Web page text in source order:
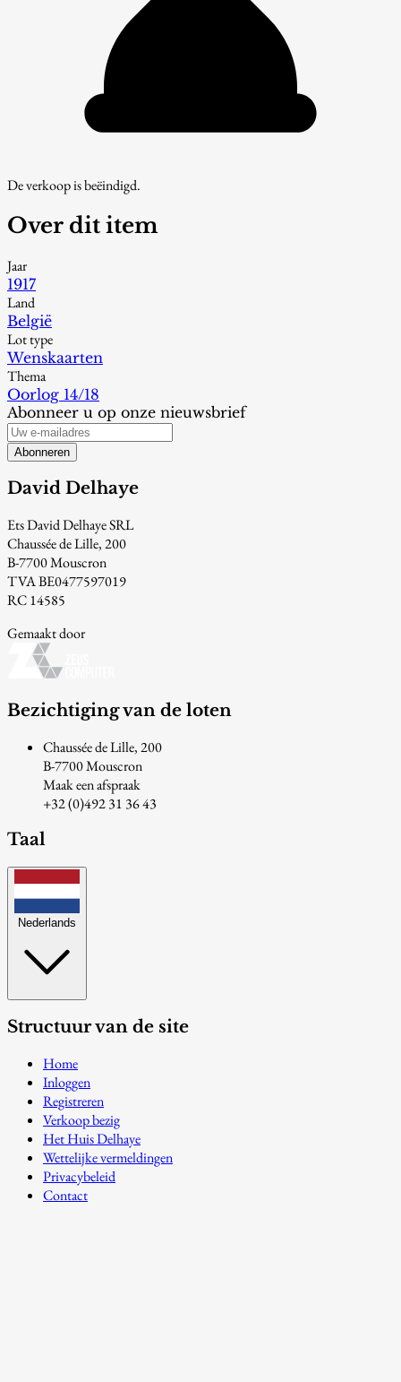
De verkoop is beëindigd.
Over dit item
Jaar
1917
Land
België
Lot type
Wenskaarten
Thema
Oorlog 14/18
Abonneer u op onze nieuwsbrief
Abonneren
David Delhaye
Ets David Delhaye SRL
Chaussée de Lille, 200
B-7700 Mouscron
TVA BE0477597019
RC 14585
Gemaakt door
Bezichtiging van de loten
Chaussée de Lille, 200
B-7700 Mouscron
Maak een afspraak
+32 (0)492 31 36 43
Taal
Nederlands
Structuur van de site
Home
Inloggen
Registreren
Verkoop bezig
Het Huis Delhaye
Wettelijke vermeldingen
Privacybeleid
Contact